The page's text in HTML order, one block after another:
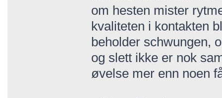
om hesten mister
kvaliteten i kontakten
beholder schwungen,
og slett ikke er nok
øvelse mer enn noen